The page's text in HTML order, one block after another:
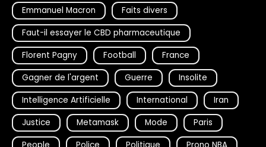
Emmanuel Macron
Faits divers
Faut-il essayer le CBD pharmaceutique
Florent Pagny
Football
France
Gagner de l'argent
Guerre
Insolite
Intelligence Artificielle
International
Iran
Justice
Metamask Mode
Paris
People
Police Politique Prono NBA